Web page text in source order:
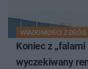
WIADOMOŚCI Z DRÓG
Koniec z „falami
wyczekiwany